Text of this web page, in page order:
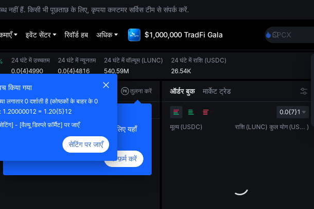
हैं. किसी भी पूछताछ के लिए, कृपया कस्टमर सर्विस टीम से संपर्क करें.
इवेंट सेंटर रिवॉर्ड हब अधिक $1,000,000 TradFi Gala
SPCX
CASHCAT
Unitree
GOLD(XAU)
SPCX
CASHCAT
HFT
Unitree
24 घंटे में उच्चतम
0.0{4}4990
24 घंटे में न्यूनतम
0.0{4}4816
24 घंटे में वॉल्यूम(LUNC)
540.59M
24 घंटे में राशि (USDC)
26.54K
तुलना करें
विभिन्न टोकनों के ट्रेंड की तुलना करने के लिए यहाँ
कन्फ़र्म करें
ओरिजनल
ऑर्डर बुक मार्केट ट्रेड
0.0{7}1
मूल्य (USDC) राशि (LUNC) कुल योग ( USDC )
किया गया
लगातार 0 दर्शाती है (कोष्ठकों के बाहर के 0
1.20000012 = 1.20{5}12
- [वैल्यू डिस्प्ले फ़ॉर्मैट] पर जाएँ
सेटिंग पर जाएँ